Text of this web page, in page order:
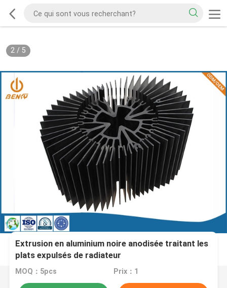
2/ 5
Extrusion en aluminium noire anodisée traitant les
plats expulsés de radiateur
MOQ：5pcs Prix：1